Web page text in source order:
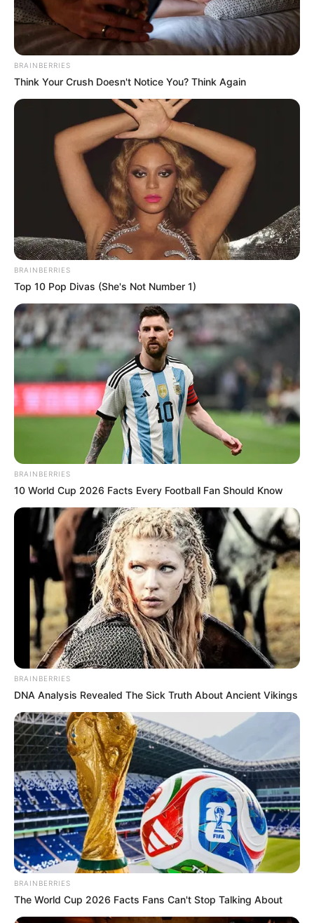
ปีขาล
พกธนบัตร 20 บาท ที่ลงท้ายด้วยเลข 5
พกธนบัตร 100 บาท ที่ลงท้ายด้วยเลข 6
ปีมะโรง
พกธนบัตร 50 บาท ที่ลงท้ายด้วยเลข 3
ปีมะเส็ง
พกธนบัตร 100 บาท ที่ลงท้ายด้วยเลข 4
ปีมะเมีย
พกธนบัตร 20 บาท ที่ลงท้ายด้วยเลข 6
ปีมะแม
พกธนบัตร 50 บาท ที่ลงท้ายด้วยเลข 1
ปีวอก
พกธนบัตร 20 บาท ที่ลงท้ายด้วยเลข4
ปีระกา
พกธนบัตร 20 บาท ที่ลงท้ายด้วยเลข 9
ปีจอ
พกธนบัตร 100 บาท ที่ลงท้ายด้วยเลข 0
ปีกุน
พกธนบัตร 50 บาท ที่ลงท้ายด้วยเลข 4
จากนั้นพับเงินเป็นสามเหลี่ยม แล้วว่าตามนี้
BRAINBERRIES
Think Your Crush Doesn't Notice You? Think Again
BRAINBERRIES
Top 10 Pop Divas (She's Not Number 1)
BRAINBERRIES
10 World Cup 2026 Facts Every Football Fan Should Know
BRAINBERRIES
DNA Analysis Revealed The Sick Truth About Ancient Vikings
BRAINBERRIES
The World Cup 2026 Facts Fans Can't Stop Talking About